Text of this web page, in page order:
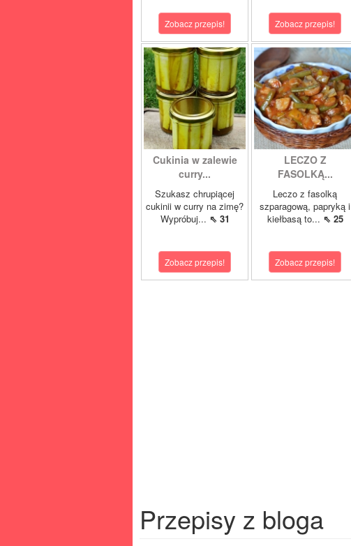
Zobacz przepis! Zobacz przepis!
Cukinia w zalewie
curry...
Szukasz chrupiącej
cukinii w curry na zimę?
Wypróbuj... ⇖ 31
Zobacz przepis!
LECZO Z
FASOLKĄ...
Leczo z fasolką
szparagową, papryką i
kiełbasą to... ⇖ 25
Zobacz przepis!
Przepisy z bloga